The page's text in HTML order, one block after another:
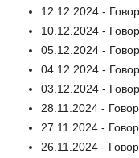
12.12.2024 -
10.12.2024 -
05.12.2024 -
04.12.2024 -
03.12.2024 -
28.11.2024 -
27.11.2024 -
26.11.2024 -